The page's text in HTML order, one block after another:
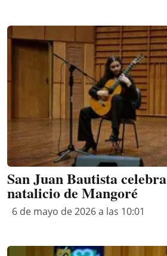
San Juan Bautista
natalicio de Mangoré
6 de mayo de 2026 a las 10:01